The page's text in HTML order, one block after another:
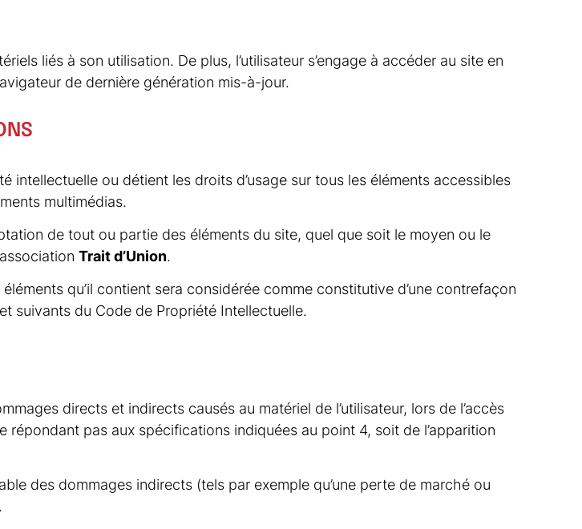
liés à son utilisation. De plus, l’utilisateur s’engage à accéder au site en
de dernière génération mis-à-jour.
intellectuelle ou détient les droits d’usage sur tous les éléments accessibles
multimédias.
de tout ou partie des éléments du site, quel que soit le moyen ou le
Trait d’Union.
qu’il contient sera considérée comme constitutive d’une contrefaçon
suivants du Code de Propriété Intellectuelle.
directs et indirects causés au matériel de l’utilisateur, lors de l’accès
répondant pas aux spécifications indiquées au point 4, soit de l’apparition
des dommages indirects (tels par exemple qu’une perte de marché ou
.